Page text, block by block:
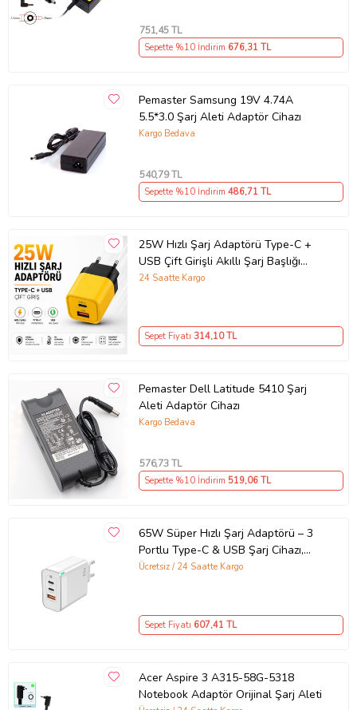
751,45 TL
Sepette %10 İndirim 676,31 TL
Pemaster Samsung 19V 4.74A
5.5*3.0 Şarj Aleti Adaptör Cihazı
Kargo Bedava
540,79 TL
Sepette %10 İndirim 486,71 TL
25W Hızlı Şarj Adaptörü Type-C +
USB Çift Girişli Akıllı Şarj Başlığı
Kompakt Tasarım
24 Saatte Kargo
Sepet Fiyatı 314,10 TL
Pemaster Dell Latitude 5410 Şarj
Aleti Adaptör Cihazı
Kargo Bedava
576,73 TL
Sepette %10 İndirim 519,06 TL
65W Süper Hızlı Şarj Adaptörü – 3
Portlu Type-C & USB Şarj Cihazı,
GaN Teknolojili 65W Hızlı Şarj Cihazı
Adaptörü – Type-C ve USB Çıkışlı,
Evrensel 65W Duvar Tipi Şarj
Ücretsiz / 24 Saatte Kargo
Sepet Fiyatı 607,41 TL
Acer Aspire 3 A315-58G-5318
Notebook Adaptör Orijinal Şarj Aleti